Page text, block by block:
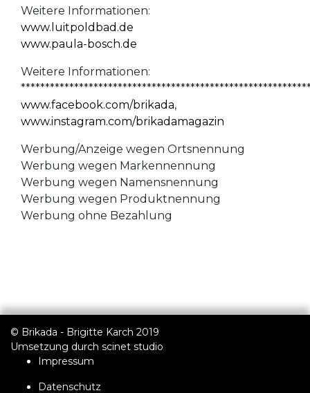
Weitere Informationen:
www.luitpoldbad.de
www.paula-bosch.de
Weitere Informationen:
www.facebook.com/brikada,
www.instagram.com/brikadamagazin
Werbung/Anzeige wegen Ortsnennung
Werbung wegen Markennennung
Werbung wegen Namensnennung
Werbung wegen Produktnennung
Werbung ohne Bezahlung
© Brikada - Brigitte Karch 2019
Umsetzung durch scinet studio
Impressum
Datenschutz